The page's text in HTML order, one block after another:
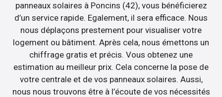
panneaux solaires à Poncins (42), vous bénéficierez
d’un service rapide. Egalement, il sera efficace. Nous
nous déplaçons prestement pour visualiser votre
logement ou bâtiment. Après cela, nous émettons un
chiffrage gratis et précis. Vous obtenez une
estimation au meilleur prix. Cela concerne la pose de
votre centrale et de vos panneaux solaires. Aussi,
nous nous trouvons être à l’écoute de vos nécessités